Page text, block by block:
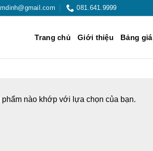
081.641.9999
Trang chủ Giới thiệu Bảng giá
phẩm nào khớp với lựa chọn của bạn.